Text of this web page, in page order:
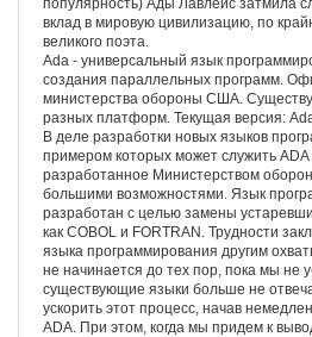
популярность) Ады Лавлейс затмила
вклад в мировую цивилизацию, по
великого поэта.
Ada - универсальный язык
создания параллельных программ.
министерства обороны США.
разных платформ. Текущая версия:
В деле разработки новых языков
примером которых может служить
разработанное Министерством
большими возможностями. Язык
разработан с целью замены
как COBOL и FORTRAN. Трудности
языка программирования другим
не начинается до тех пор, пока мы не
существующие языки больше не
ускорить этот процесс, начав
ADA. При этом, когда мы придем к